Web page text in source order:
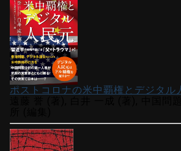
ポストコロナの米中覇権とデジタル